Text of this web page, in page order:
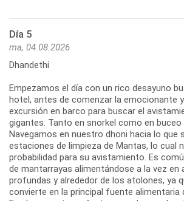
Día 5
ma, 04.08.2026
Dhandethi
Empezamos el día con un rico desayuno
hotel, antes de comenzar la emocionante
excursión en barco para buscar el
gigantes. Tanto en snorkel como en buceo
Navegamos en nuestro dhoni hacia lo que
estaciones de limpieza de Mantas, lo cual
probabilidad para su avistamiento. Es
de mantarrayas alimentándose a la vez en
profundas y alrededor de los atolones, ya
convierte en la principal fuente alimentaria